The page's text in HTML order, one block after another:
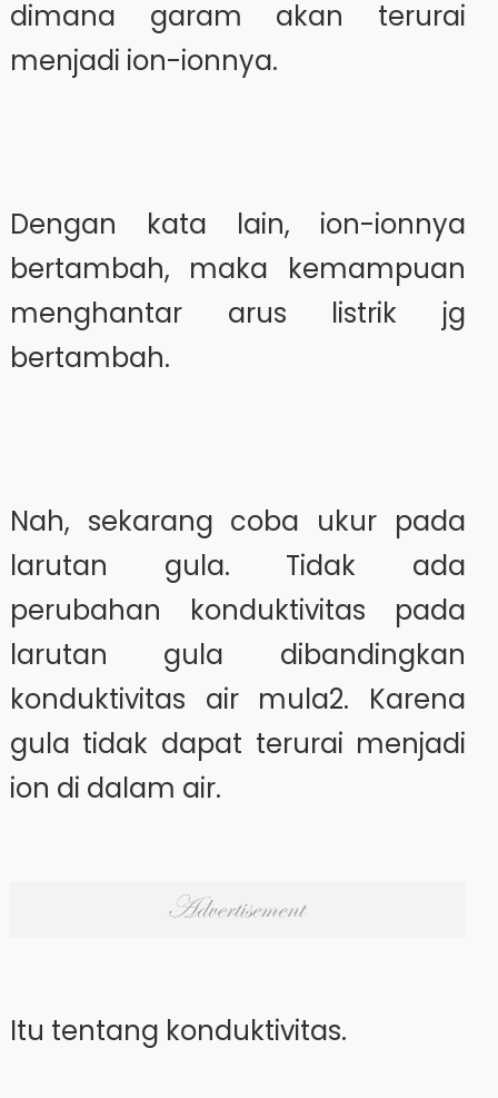
dimana garam akan terurai
menjadi ion-ionnya.
Dengan kata lain, ion-ionnya
bertambah, maka kemampuan
menghantar arus listrik jg
bertambah.
Nah, sekarang coba ukur pada
larutan gula. Tidak ada
perubahan konduktivitas pada
larutan gula dibandingkan
konduktivitas air mula2. Karena
gula tidak dapat terurai menjadi
ion di dalam air.
Itu tentang konduktivitas.